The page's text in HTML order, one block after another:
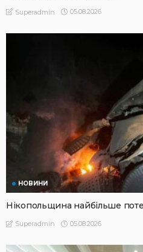
Superadmin 05.08.2026
НОВИНИ
Нікопольщина найбільше
Superadmin 05.08.2026